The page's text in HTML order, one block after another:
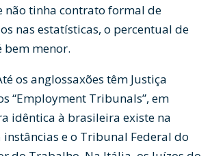
não tinha contrato formal de
nas estatísticas, o percentual de
bem menor.
os anglossaxões têm Justiça
“Employment Tribunals”, em
idêntica à brasileira existe na
e o Tribunal Federal do